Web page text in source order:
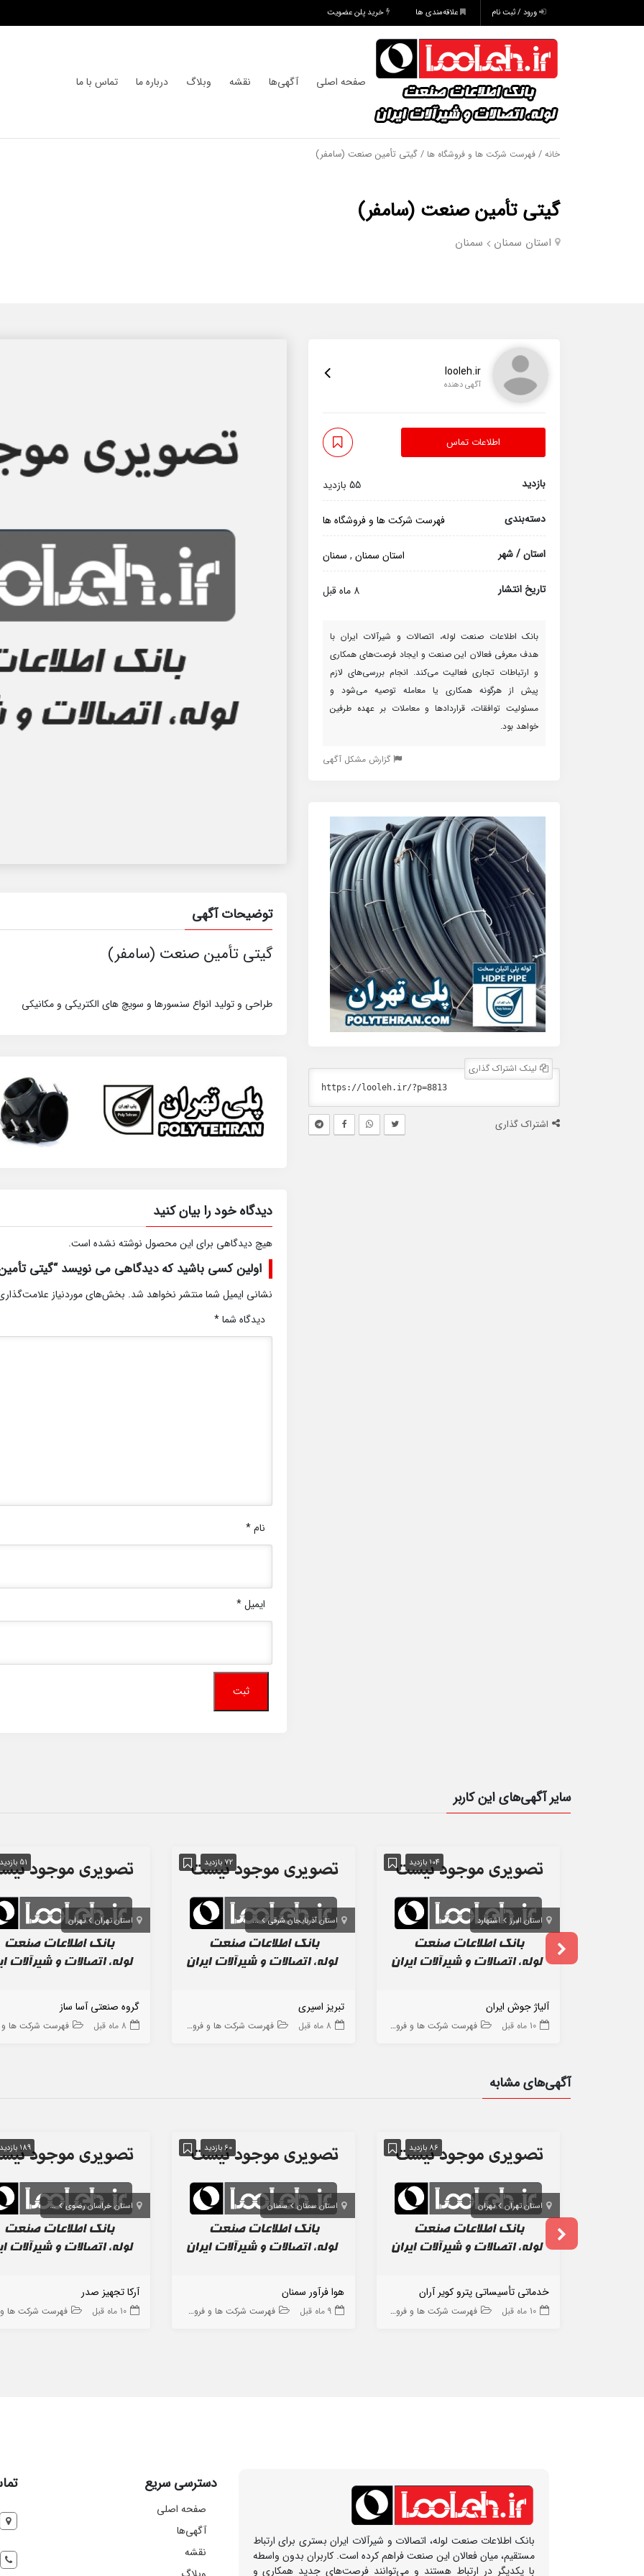
ورود / ثبت نام علاقه‌مندی ها خرید پلن عضویت
صفحه اصلی آگهی‌ها نقشه وبلاگ درباره ما تماس با ما
خانه / فهرست شرکت ها و فروشگاه ها / گیتی تأمین صنعت (سامفر)
گیتی تأمین صنعت (سامفر)
استان سمنان سمنان
looleh.ir
آگهی دهنده
اطلاعات تماس
بازدید 55 بازدید
دسته‌بندی فهرست شرکت ها و فروشگاه ها
استان / شهر استان سمنان , سمنان
تاریخ انتشار 8 ماه قبل
بانک اطلاعات صنعت لوله، اتصالات و شیرآلات ایران با
هدف معرفی فعالان این صنعت و ایجاد فرصت‌های همکاری
و ارتباطات تجاری فعالیت می‌کند. انجام بررسی‌های لازم
پیش از هرگونه همکاری یا معامله توصیه می‌شود و
مسئولیت توافقات، قراردادها و معاملات بر عهده طرفین
خواهد بود.
گزارش مشکل آگهی
لینک اشتراک گذاری
اشتراک گذاری
توضیحات آگهی
گیتی تأمین صنعت (سامفر)
طراحی و تولید انواع سنسورها و سویچ های الکتریکی و مکانیکی
دیدگاه خود را بیان کنید
هیچ دیدگاهی برای این محصول نوشته نشده است.
اولین کسی باشید که دیدگاهی می نویسد “گیتی
نشانی ایمیل شما منتشر نخواهد شد. بخش‌های موردنیاز
دیدگاه شما*
نام*
ایمیل*
سایر آگهی‌های این کاربر
104 بازدید
استان البرز اشتهارد
آلیاژ جوش ایران
10 ماه قبل فهرست شرکت ها و فروشگاه ها
72 بازدید
استان آذربایجان شرقی تبریز
تبریز اسپری
8 ماه قبل فهرست شرکت ها و فروشگاه ها
51 بازدید
استان تهران تهران
گروه صنعتی آسا ساز
8 ماه قبل فهرست شرکت ها و
آگهی‌های مشابه
86 بازدید
استان تهران تهران
خدماتی تأسیساتی پترو کویر آران
10 ماه قبل فهرست شرکت ها و فروشگاه ها
60 بازدید
استان سمنان سمنان
هوا فرآور سمنان
9 ماه قبل فهرست شرکت ها و فروشگاه ها
189 بازدید
استان خراسان رضوی مشهد
آرکا تجهیز صدر
10 ماه قبل فهرست شرکت ها و
بانک اطلاعات صنعت لوله، اتصالات و شیرآلات ایران بستری برای ارتباط
مستقیم، میان فعالان این صنعت فراهم کرده است. کاربران بدون واسطه
با یکدیگر در ارتباط هستند و می‌توانند فرصت‌های جدید همکاری و
دسترسی سریع
صفحه اصلی
آگهی‌ها
نقشه